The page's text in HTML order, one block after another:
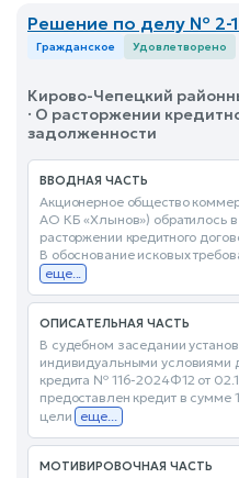
Решение по делу № 2-
Гражданское Удовлетворено
Кирово-Чепецкий
· О расторжении
задолженности
ВВОДНАЯ ЧАСТЬ
Акционерное общество
АО КБ «Хлынов») обратилось
расторжении кредитного
В обоснование исковых
еще...
ОПИСАТЕЛЬНАЯ ЧАСТЬ
В судебном заседании
индивидуальными условиями
кредита № 116-2024Ф12 от
предоставлен кредит в сумме
цели еще...
МОТИВИРОВОЧНАЯ ЧАСТЬ